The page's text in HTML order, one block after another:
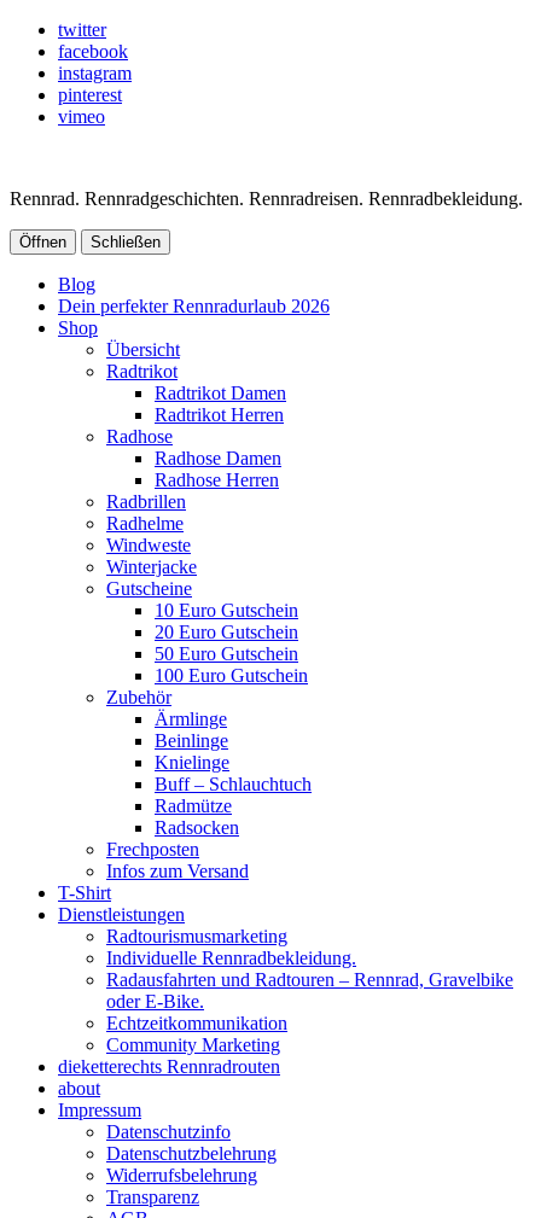
twitter
facebook
instagram
pinterest
vimeo
Rennrad. Rennradgeschichten. Rennradreisen. Rennradbekleidung.
Öffnen Schließen
Blog
Dein perfekter Rennradurlaub 2026
Shop
Übersicht
Radtrikot
Radtrikot Damen
Radtrikot Herren
Radhose
Radhose Damen
Radhose Herren
Radbrillen
Radhelme
Windweste
Winterjacke
Gutscheine
10 Euro Gutschein
20 Euro Gutschein
50 Euro Gutschein
100 Euro Gutschein
Zubehör
Ärmlinge
Beinlinge
Knielinge
Buff – Schlauchtuch
Radmütze
Radsocken
Frechposten
Infos zum Versand
T-Shirt
Dienstleistungen
Radtourismusmarketing
Individuelle Rennradbekleidung.
Radausfahrten und Radtouren – Rennrad, Gravelbike
oder E-Bike.
Echtzeitkommunikation
Community Marketing
dieketterechts Rennradrouten
about
Impressum
Datenschutzinfo
Datenschutzbelehrung
Widerrufsbelehrung
Transparenz